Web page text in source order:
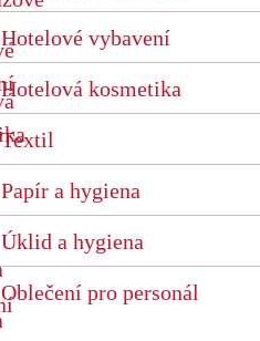
Hotelové vybavení
Hotelová kosmetika
Textil
Papír a hygiena
Úklid a hygiena
Oblečení pro personál